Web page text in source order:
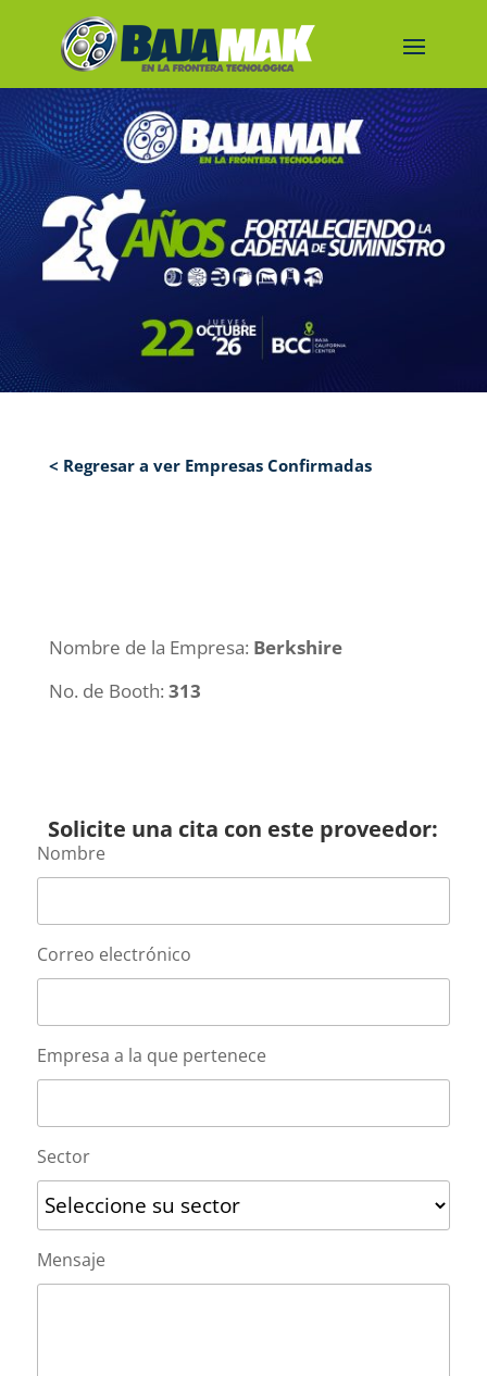
< Regresar a ver Empresas Confirmadas
Nombre de la Empresa: Berkshire
No. de Booth: 313
Solicite una cita con este proveedor:
Nombre
Correo electrónico
Empresa a la que pertenece
Sector
Mensaje